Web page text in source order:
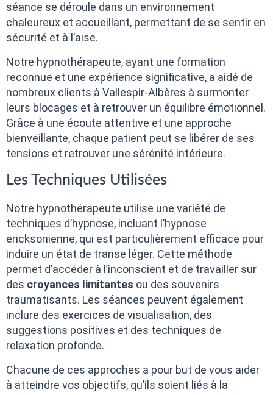
séance se déroule dans un environnement
chaleureux et accueillant, permettant de se sentir en
sécurité et à l’aise.
Notre hypnothérapeute, ayant une formation
reconnue et une expérience significative, a aidé de
nombreux clients à Vallespir-Albères à surmonter
leurs blocages et à retrouver un équilibre émotionnel.
Grâce à une écoute attentive et une approche
bienveillante, chaque patient peut se libérer de ses
tensions et retrouver une sérénité intérieure.
Les Techniques Utilisées
Notre hypnothérapeute utilise une variété de
techniques d’hypnose, incluant l’hypnose
ericksonienne, qui est particulièrement efficace pour
induire un état de transe léger. Cette méthode
permet d’accéder à l’inconscient et de travailler sur
des croyances limitantes ou des souvenirs
traumatisants. Les séances peuvent également
inclure des exercices de visualisation, des
suggestions positives et des techniques de
relaxation profonde.
Chacune de ces approches a pour but de vous aider
à atteindre vos objectifs, qu’ils soient liés à la